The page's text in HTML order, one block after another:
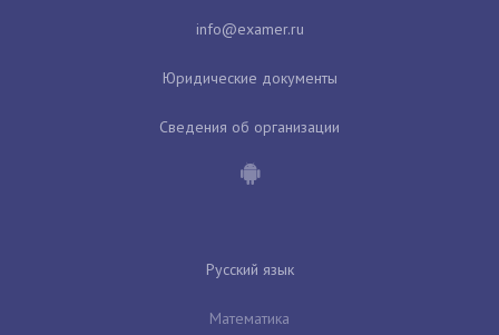
Юридические документы
Сведения об организации
Русский язык
Математика